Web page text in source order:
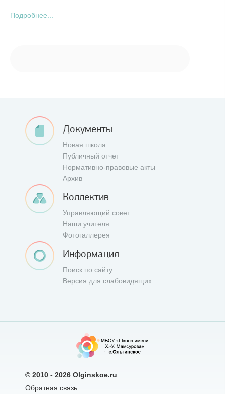
Подробнее...
Документы
Новая школа
Публичный отчет
Нормативно-правовые акты
Архив
Коллектив
Управляющий совет
Наши учителя
Фотогаллерея
Информация
Поиск по сайту
Версия для слабовидящих
© 2010 - 2026 Olginskoe.ru
Обратная связь